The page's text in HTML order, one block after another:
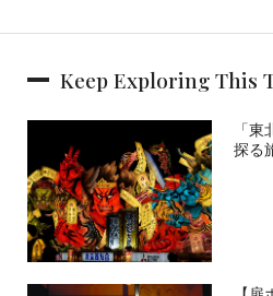
Keep Exploring This
「
探る